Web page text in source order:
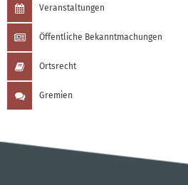
Veranstaltungen
Öffentliche Bekanntmachungen
Ortsrecht
Gremien